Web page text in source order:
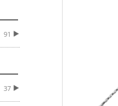
91
37